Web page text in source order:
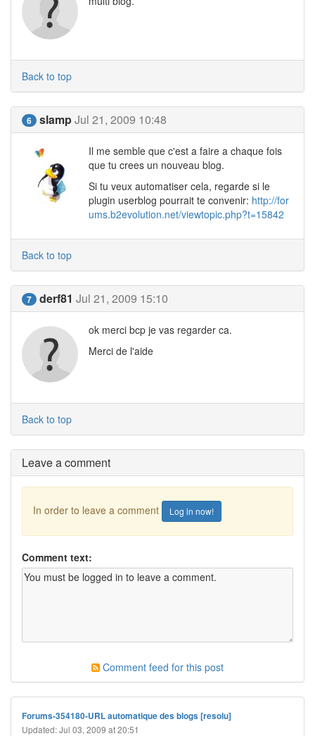
Back to top
6 slampJul 21, 2009 10:48
Il me semble que c'est a faire a chaque fois
que tu crees un nouveau blog.
Si tu veux automatiser cela, regarde si le
plugin userblog pourrait te convenir: http://for
ums.b2evolution.net/viewtopic.php?t=15842
Back to top
7 derf81 Jul 21, 2009 15:10
ok merci bcp je vas regarder ca.
Merci de l'aide
Back to top
Leave a comment
In order to leave a comment Log in now!
Comment text:
Comment feed for this post
Forums-354180-URL automatique des blogs [resolu]
Updated: Jul 03, 2009 at 20:51